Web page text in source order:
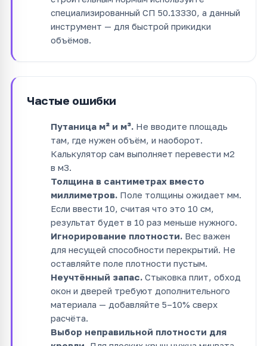
специализированный СП 50.13330, а данный
инструмент — для быстрой прикидки
объёмов.
Частые ошибки
Путаница м² и м³. Не вводите площадь
там, где нужен объём, и наоборот.
Калькулятор сам выполняет перевести м2
в м3.
Толщина в сантиметрах вместо
миллиметров. Поле толщины ожидает мм.
Если ввести 10, считая что это 10 см,
результат будет в 10 раз меньше нужного.
Игнорирование плотности. Вес важен
для несущей способности перекрытий. Не
оставляйте поле плотности пустым.
Неучтённый запас. Стыковка плит, обход
окон и дверей требуют дополнительного
материала — добавляйте 5–10% сверх
расчёта.
Выбор неправильной плотности для